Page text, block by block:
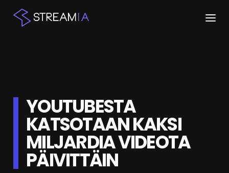
STREAMIT
KESKUSTELU
SHOP
YOUTUBESTA
KATSOTAAN KAKSI
MILJARDIA VIDEOTA
PÄIVITTÄIN